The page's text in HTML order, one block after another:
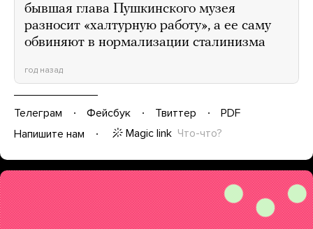
бывшая глава Пушкинского музея
разносит «халтурную работу», а ее саму
обвиняют в нормализации сталинизма
год назад
Телеграм Фейсбук Твиттер
PDF
Напишите нам
Magic link Что-что?